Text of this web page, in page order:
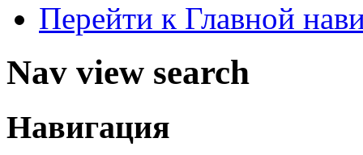
Перейти к Главной
Nav view search
Навигация